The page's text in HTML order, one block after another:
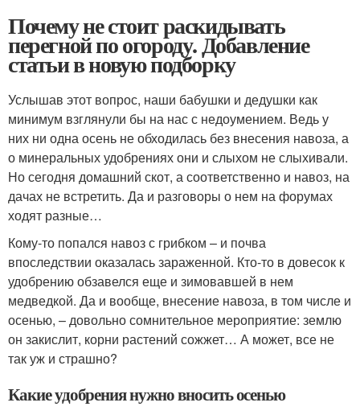
Почему не стоит раскидывать
перегной по огороду. Добавление
статьи в новую подборку
Услышав этот вопрос, наши бабушки и дедушки как
минимум взглянули бы на нас с недоумением. Ведь у
них ни одна осень не обходилась без внесения навоза, а
о минеральных удобрениях они и слыхом не слыхивали.
Но сегодня домашний скот, а соответственно и навоз, на
дачах не встретить. Да и разговоры о нем на форумах
ходят разные…
Кому-то попался навоз с грибком – и почва
впоследствии оказалась зараженной. Кто-то в довесок к
удобрению обзавелся еще и зимовавшей в нем
медведкой. Да и вообще, внесение навоза, в том числе и
осенью, – довольно сомнительное мероприятие: землю
он закислит, корни растений сожжет… А может, все не
так уж и страшно?
Какие удобрения нужно вносить осенью